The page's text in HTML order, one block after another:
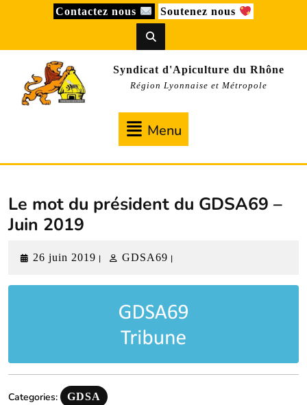
Contactez nous Soutenez nous
Syndicat d'Apiculture du Rhône
Région Lyonnaise et Métropole
Menu
Le mot du président du GDSA69 –
Juin 2019
26 juin 2019 26
| GDSA69 GDSA69
|
Categories: GDSA